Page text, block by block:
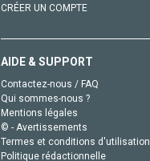
CRÉER UN COMPTE
AIDE & SUPPORT
Contactez-nous / FAQ
Qui sommes-nous ?
Mentions légales
© - Avertissements
Termes et conditions d'utilisation
Politique rédactionnelle